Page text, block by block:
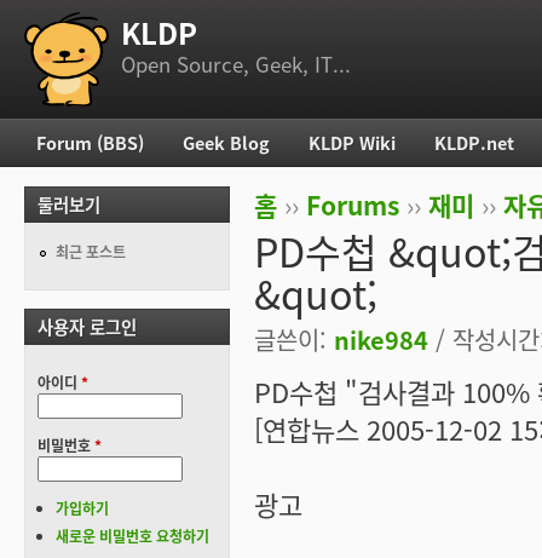
부 메뉴 KLDP
Open Source, Geek, IT...
현재 위치
홈 ›› Forums ›› 재미 ›› 자
PD수첩 &quot;
&quot;
글쓴이: nike984 / 작성시
PD수첩 "검사결과 100%
[연합뉴스 2005-12-02
광고
주 메뉴
Forum (BBS) Geek Blog KLDP Wiki KLDP.net
둘러보기
최근 포스트
사용자 로그인
아이디 *
비밀번호*
가입하기
새로운 비밀번호 요청하기